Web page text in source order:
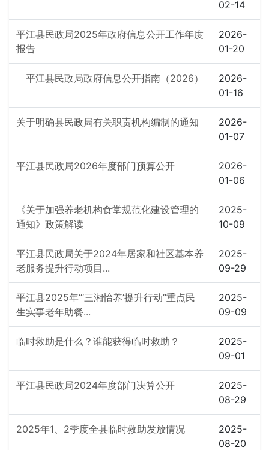
02-14
平江县民政局2025年政府信息公开工作年度
报告
2026-
01-20
平江县民政局政府信息公开指南（2026）
2026-
01-16
关于明确县民政局有关职责机构编制的通知
2026-
01-07
平江县民政局2026年度部门预算公开
2026-
01-06
《关于加强养老机构食堂规范化建设管理的
通知》政策解读
2025-
10-09
平江县民政局关于2024年居家和社区基本养
老服务提升行动项目...
2025-
09-29
平江县2025年“‘三湘怡养’提升行动”重点民
生实事老年助餐...
2025-
09-09
临时救助是什么？谁能获得临时救助？
2025-
09-01
平江县民政局2024年度部门决算公开
2025-
08-29
2025年1、2季度全县临时救助发放情况
2025-
08-20